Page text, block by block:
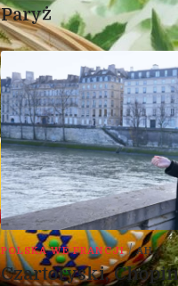
Paryż
POLSKA WE FRANCJI/AH
Czartoryski,